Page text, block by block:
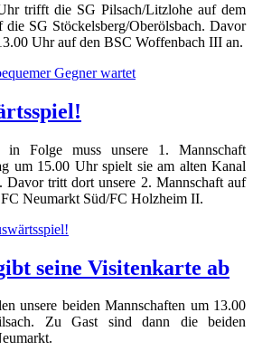
trifft die SG Pilsach/Litzlohe auf dem
SG Stöckelsberg/Oberölsbach. Davor
Uhr auf den BSC Woffenbach III an.
Gegner wartet
in Folge muss unsere 1. Mannschaft
um 15.00 Uhr spielt sie am alten Kanal
Davor tritt dort unsere 2. Mannschaft auf
Neumarkt Süd/FC Holzheim II.
seine Visitenkarte ab
unsere beiden Mannschaften um 13.00
Zu Gast sind dann die beiden